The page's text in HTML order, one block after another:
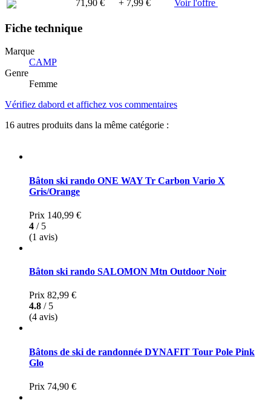
71,90 €
+ 7,99 € Voir l'offre
Fiche technique
Marque
CAMP
Genre
Femme
Vérifiez dabord et affichez vos commentaires
16 autres produits dans la même catégorie :
Bâton ski rando ONE WAY Tr Carbon Vario X
Gris/Orange
Prix 140,99 €
4 / 5
(1 avis)
Bâton ski rando SALOMON Mtn Outdoor Noir
Prix 82,99 €
4.8 / 5
(4 avis)
Bâtons de ski de randonnée DYNAFIT Tour Pole Pink
Glo
Prix 74,90 €